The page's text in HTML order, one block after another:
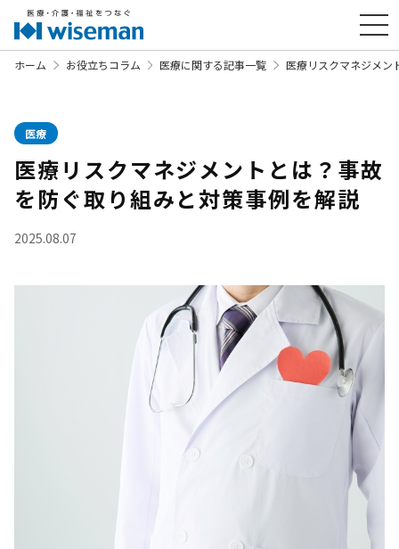
ホーム お役立ちコラム 医療に関する記事一覧 医療リスクマネジメン
医療
医療リスクマネジメントとは？事故
を防ぐ取り組みと対策事例を解説
2025.08.07